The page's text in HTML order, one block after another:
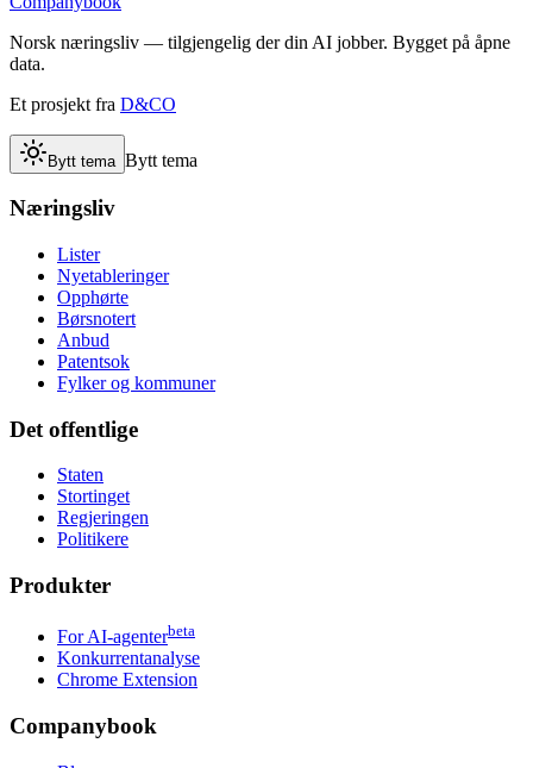
Norsk næringsliv — tilgjengelig der din AI jobber. Bygget på åpne
data.
Et prosjekt fra D&CO
Bytt tema Bytt tema
Næringsliv
Lister
Nyetableringer
Opphørte
Børsnotert
Anbud
Patentsok
Fylker og kommuner
Det offentlige
Staten
Stortinget
Regjeringen
Politikere
Produkter
For AI-agenterbeta
Konkurrentanalyse
Chrome Extension
Companybook